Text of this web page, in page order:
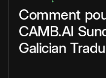
Comment
CAMB.AI
Galician